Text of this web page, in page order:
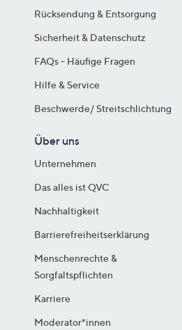
Rücksendung & Entsorgung
Sicherheit & Datenschutz
FAQs - Häufige Fragen
Hilfe & Service
Beschwerde/ Streitschlichtung
Über uns
Unternehmen
Das alles ist QVC
Nachhaltigkeit
Barrierefreiheitserklärung
Menschenrechte &
Sorgfaltspflichten
Karriere
Moderator*innen